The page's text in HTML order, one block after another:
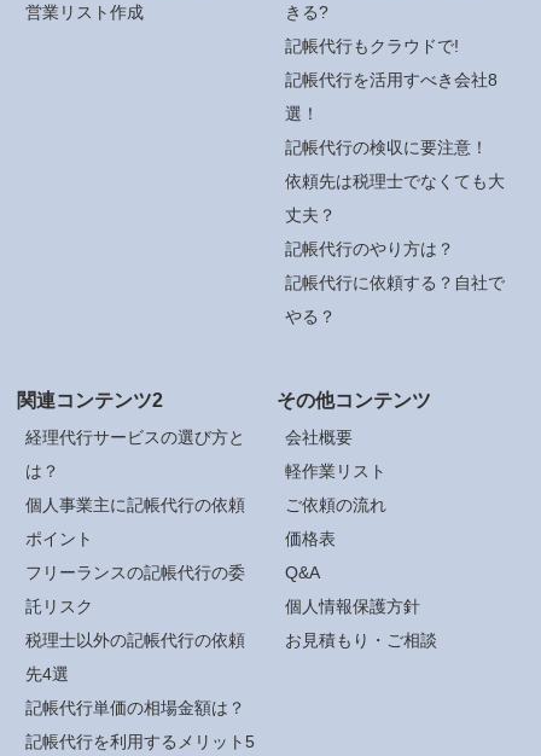
営業リスト作成
きる?
記帳代行もクラウドで!
記帳代行を活用すべき会社8
選！
記帳代行の検収に要注意！
依頼先は税理士でなくても大
丈夫？
記帳代行のやり方は？
記帳代行に依頼する？自社で
やる？
関連コンテンツ2
経理代行サービスの選び方と
は？
個人事業主に記帳代行の依頼
ポイント
フリーランスの記帳代行の委
託リスク
税理士以外の記帳代行の依頼
先4選
記帳代行単価の相場金額は？
記帳代行を利用するメリット5
その他コンテンツ
会社概要
軽作業リスト
ご依頼の流れ
価格表
Q&A
個人情報保護方針
お見積もり・ご相談